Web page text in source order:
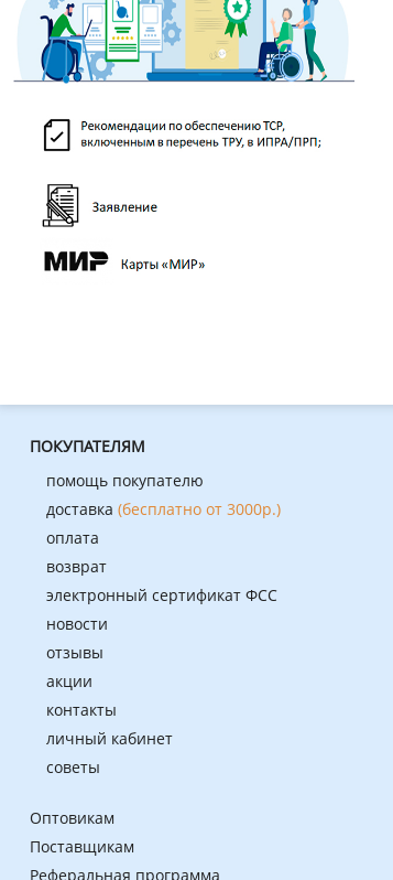
ПОКУПАТЕЛЯМ
помощь покупателю
доставка (бесплатно от 3000р.)
оплата
возврат
электронный сертификат ФСС
новости
отзывы
акции
контакты
личный кабинет
советы
Оптовикам
Поставщикам
Реферальная программа